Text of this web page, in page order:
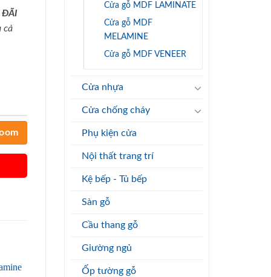
Cửa gỗ MDF LAMINATE
Cửa gỗ MDF
MELAMINE
Cửa gỗ MDF VENEER
Cửa nhựa
Cửa chống cháy
Phụ kiện cửa
Nội thất trang trí
Kệ bếp - Tủ bếp
Sàn gỗ
Cầu thang gỗ
Giường ngủ
Ốp tường gỗ
ĐÃI
cả